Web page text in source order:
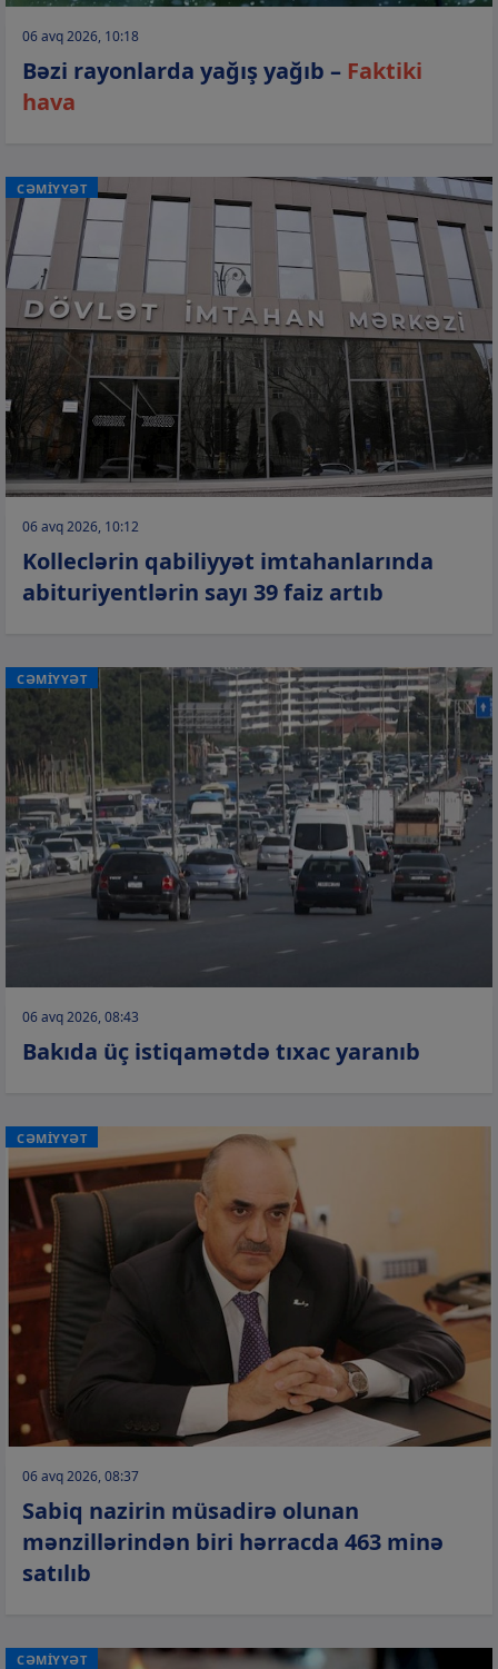
06 avq 2026, 10:18
Bəzi rayonlarda yağış yağıb – Faktiki
hava
CƏMİYYƏT
06 avq 2026, 10:12
Kolleclərin qabiliyyət imtahanlarında
abituriyentlərin sayı 39 faiz artıb
CƏMİYYƏT
06 avq 2026, 08:43
Bakıda üç istiqamətdə tıxac yaranıb
CƏMİYYƏT
06 avq 2026, 08:37
Sabiq nazirin müsadirə olunan
mənzillərindən biri hərracda 463 minə
satılıb
CƏMİYYƏT